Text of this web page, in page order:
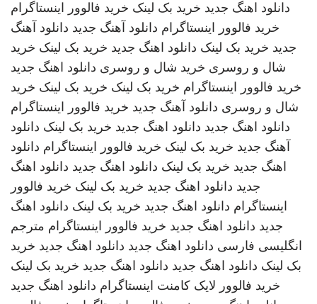
دانلود اهنگ جدید خرید بک لینک خرید فالوور اینستاگرام
خرید فالوور اینستاگرام دانلود آهنگ جدید دانلود آهنگ
جدید خرید بک لینک دانلود اهنگ جدید خرید بک لینک خرید
شال و روسری خرید شال و روسری دانلود اهنگ جدید
خرید فالوور اینستاگرام خرید بک لینک خرید بک لینک خرید
شال و روسری دانلود آهنگ جدید خرید فالوور اینستاگرام
دانلود اهنگ جدید دانلود اهنگ جدید خرید بک لینک دانلود
آهنگ جدید خرید بک لینک خرید فالوور اینستاگرام دانلود
اهنگ جدید خرید بک لینک دانلود اهنگ جدید دانلود اهنگ
جدید دانلود اهنگ جدید خرید بک لینک خرید فالوور
اینستاگرام دانلود اهنگ جدید خرید بک لینک دانلود اهنگ
جدید دانلود اهنگ جدید خرید فالوور اینستاگرام مترجم
انگلیسی فارسی دانلود اهنگ جدید دانلود اهنگ جدید خرید
بک لینک دانلود اهنگ جدید دانلود اهنگ جدید خرید بک لینک
خرید فالوور لایک کامنت اینستاگرام دانلود اهنگ جدید